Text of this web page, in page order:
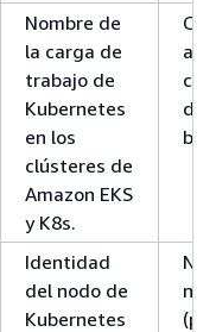
Nombre de
la carga de
trabajo de
Kubernetes
en los
clústeres de
Amazon EKS
y K8s.
con
Identidad
del nodo de
Kubernetes